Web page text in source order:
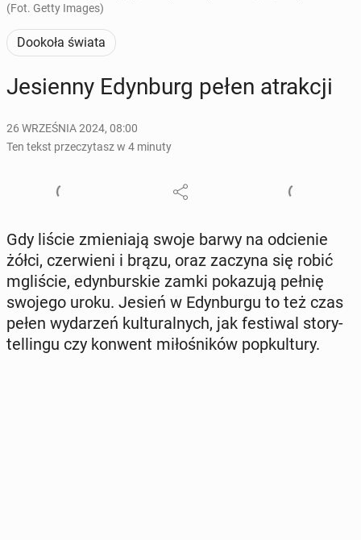
(Fot. Getty Images)
Dookoła świata
Je­sien­ny Edyn­burg pełen atrak­cji
26 WRZEŚNIA 2024, 08:00
Ten tekst przeczytasz w 4 minuty
Gdy liście zmie­nia­ją swoje barwy na od­cie­nie
żółci, czer­wie­ni i brązu, oraz zaczyna się robić
mgli­ście, edyn­bur­skie zamki po­ka­zu­ją pełnię
swojego uroku. Jesień w Edyn­bur­gu to też czas
pełen wy­da­rzeń kul­tu­ral­nych, jak fe­sti­wal sto­ry­
tel­lin­gu czy konwent mi­ło­śni­ków po­pkul­tu­ry.